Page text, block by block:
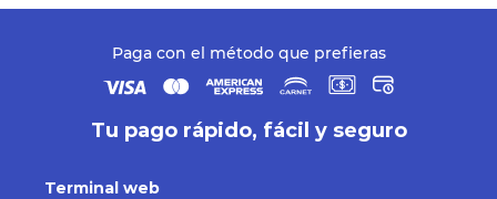
Paga con el método que prefieras
Tu pago rápido, fácil y seguro
Terminal web